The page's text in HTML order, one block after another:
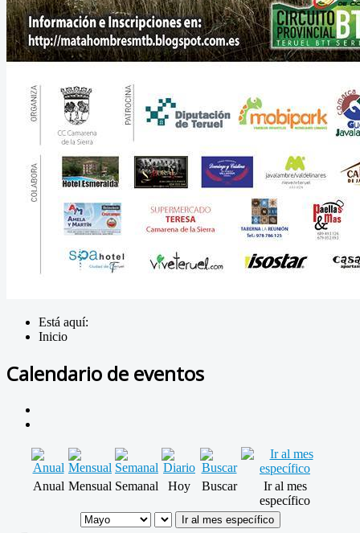
Está aquí:
Inicio
Calendario de eventos
Anual Mensual Semanal Hoy Buscar
Ir al mes
específico
Ir al mes específico